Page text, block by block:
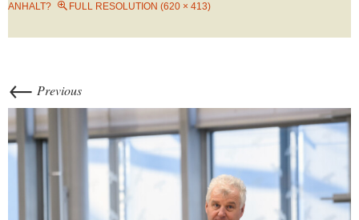
ANHALT?
FULL RESOLUTION (620 × 413)
← Previous